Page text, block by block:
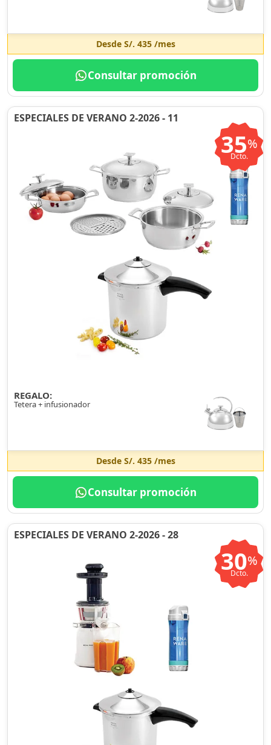
Desde S/. 435/mes
Consultar promoción
ESPECIALES DE VERANO 2-2026 - 11
35%
Dcto.
REGALO:
Tetera + infusionador
Desde S/. 435/mes
Consultar promoción
ESPECIALES DE VERANO 2-2026 - 28
30%
Dcto.